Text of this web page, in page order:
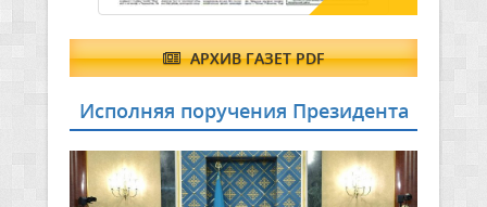
АРХИВ ГАЗЕТ PDF
Исполняя поручения Президента